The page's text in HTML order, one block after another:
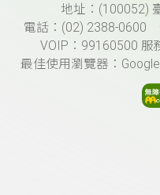
頁尾資訊地址：(100052)
電話：(02) 2388-0600
VOIP：99160500 服
最佳使用瀏覽器：